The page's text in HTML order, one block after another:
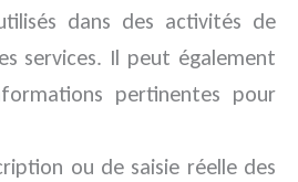
dans des activités de
services. Il peut également
pertinentes pour
ou de saisie réelle des